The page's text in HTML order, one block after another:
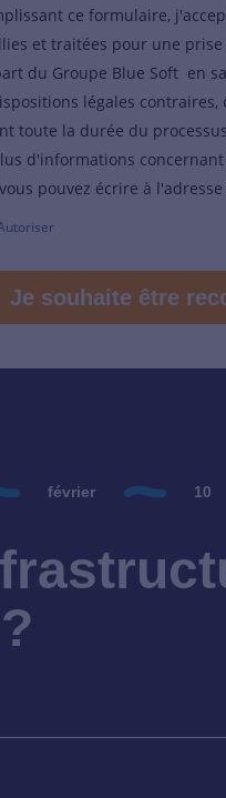
ce formulaire,
et traitées pour une
du Groupe Blue Soft en
légales
toute la durée du
d'informations
pouvez écrire à
Je souhaite être
février 10